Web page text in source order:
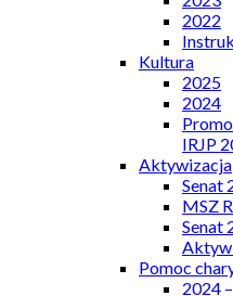
2022
Kultura
2025
2024
IRJP
Aktywizacja
Senat
MSZ
Senat
Pomoc
2024